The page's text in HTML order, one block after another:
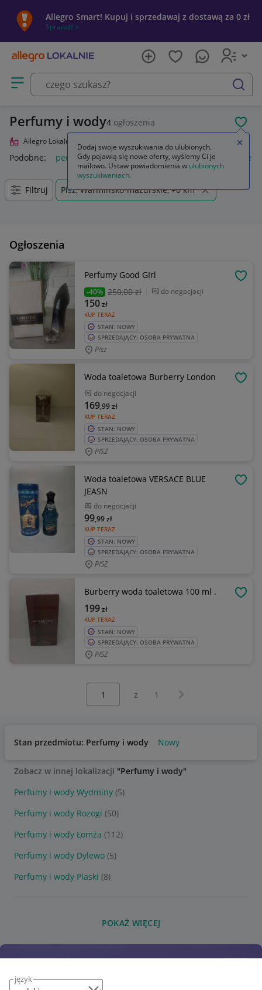
język
Allegro Smart! Kupuj i sprzedawaj z dostawą za 0 zł
Sprawdź »
Otwórz menu z kategoriami
szukaj
Perfumy i wody4 ogłoszenia
Allegro Lokalnie
Podobne: perfumy i wody perfumowane perfumy damskie
Filtruj Pisz, Warmińsko-mazurskie, +0 km
Ogłoszenia
Perfumy Good GIrl
-40% 250,00 zł do negocjacji
KUP TERAZ
150zł
STAN: NOWY
SPRZEDAJĄCY: OSOBA PRYWATNA
Pisz
Woda toaletowa Burberry London
do negocjacji
KUP TERAZ
169,99zł
STAN: NOWY
SPRZEDAJĄCY: OSOBA PRYWATNA
PISZ
Woda toaletowa VERSACE BLUE
JEASN
do negocjacji
KUP TERAZ
99,99zł
STAN: NOWY
SPRZEDAJĄCY: OSOBA PRYWATNA
PISZ
Burberry woda toaletowa 100 ml .
KUP TERAZ
199zł
STAN: NOWY
SPRZEDAJĄCY: OSOBA PRYWATNA
PISZ
z 1 Następna strona
Stan przedmiotu: Perfumy i wody Nowy
Zobacz w innej lokalizacji "Perfumy i wody"
Perfumy i wody Wydminy (5)
Perfumy i wody Rozogi (50)
Perfumy i wody Łomża (112)
Perfumy i wody Dylewo (5)
Perfumy i wody Piaski (8)
POKAŻ WIĘCEJ
Dodaj swoje wyszukiwania do ulubionych.
Gdy pojawią się nowe oferty, wyślemy Ci je
mailowo. Ustaw powiadomienia w ulubionych
wyszukiwaniach.